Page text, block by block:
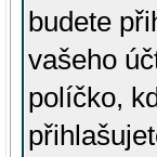
budete
vašeho
políčko,